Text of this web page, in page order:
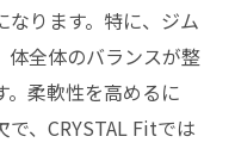
なります。特に、ジム
体全体のバランスが整
。柔軟性を高めるに
、CRYSTAL Fitでは